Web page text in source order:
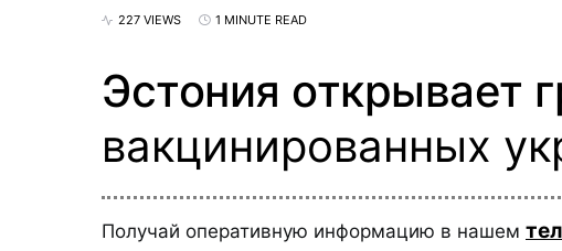
227 VIEWS 1 MINUTE READ
Эстония открывает
вакцинированных
Получай оперативную информацию в нашем